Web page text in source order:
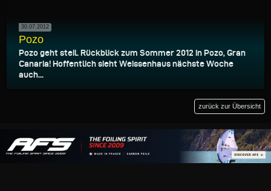
30.07.2012
Pozo
Pozo geht steil. Rückblick zum Sommer 2012 in Pozo, Gran
Canaria! Hoffentlich sieht Weissenhaus nächste Woche
auch...
zurück zur Übersicht